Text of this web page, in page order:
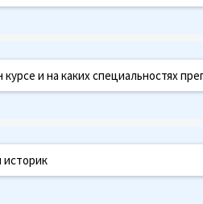
курсе и на каких специальностях